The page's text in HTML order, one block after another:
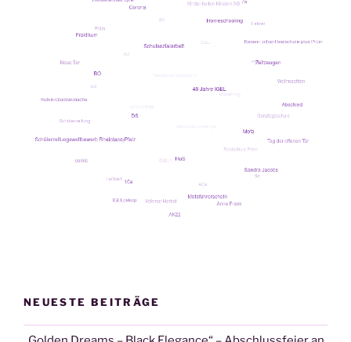
NEUESTE BEITRÄGE